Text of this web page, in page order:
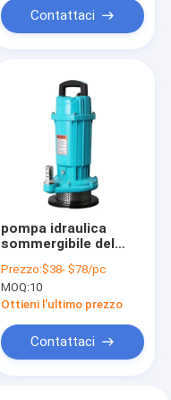
Contattaci
pompa idraulica
sommergibile del
irrigazione 220V
50Hz dell'azienda
agricola
Prezzo:$38- $78/pc
MOQ:10
Ottieni l'ultimo prezzo
Contattaci